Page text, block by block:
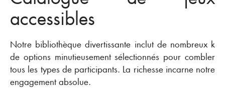
accessibles
Notre bibliothèque divertissante inclut de nombreux k
de options minutieusement sélectionnés pour combler
tous les types de participants. La richesse incarne notre
engagement absolue.